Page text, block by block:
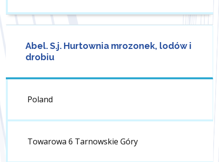
Abel. S.j. Hurtownia mrozonek, lodów i
drobiu
Poland
Towarowa 6 Tarnowskie Góry